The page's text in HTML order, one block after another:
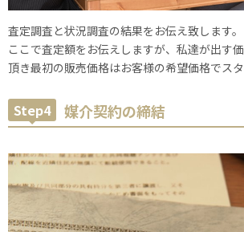
査定調査と状況調査の結果をお伝え致します。
ここで査定額をお伝えしますが、私達が出す
頂き最初の販売価格はお客様の希望価格でスタ
Step4 媒介契約の締結